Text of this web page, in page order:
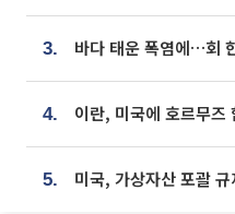
3. 바다 태운 폭염에…회
4.
5.